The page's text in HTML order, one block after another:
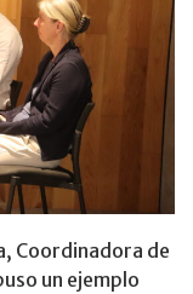
Coordinadora de
un ejemplo